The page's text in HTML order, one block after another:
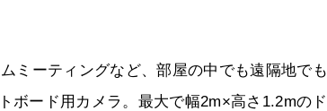
ミーティングなど、部屋の中でも遠隔地でも
ボード用カメラ。最大で幅2m×高さ1.2mのド